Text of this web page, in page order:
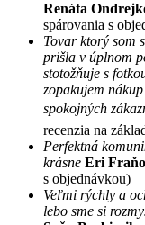
Renáta
spárovania s
Tovar ktorý som
prišla v úplnom
stotožňuje s
zopakujem
spokojných
recenzia na
Perfektná
krásne Eri
s objednávkou)
Veľmi rýchly a
lebo sme si